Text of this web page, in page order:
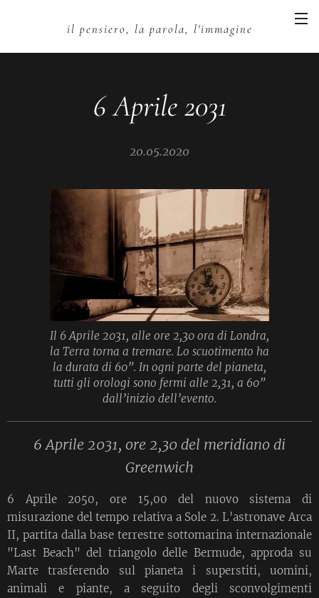
il pensiero, la parola, l'immagine
6 Aprile 2031
20.05.2020
Il 6 Aprile 2031, alle ore 2,30 ora di Londra,
la Terra torna a tremare. Lo scuotimento ha
la durata di 60”. In ogni parte del pianeta,
tutti gli orologi sono fermi alle 2,31, a 60”
dall’inizio dell’evento.
6 Aprile 2031, ore 2,30 del meridiano di
Greenwich
6 Aprile 2050, ore 15,00 del nuovo sistema di
misurazione del tempo relativa a Sole 2. L'astronave Arca
II, partita dalla base terrestre sottomarina internazionale
"Last Beach" del triangolo delle Bermude, approda su
Marte trasferendo sul pianeta i superstiti, uomini,
animali e piante, a seguito degli sconvolgimenti